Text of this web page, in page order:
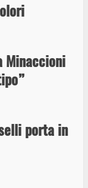
Minaccioni
porta in
il ladro seriale
bozzetti di
ospitata al